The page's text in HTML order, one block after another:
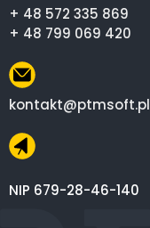
+ 48 572 335 869
+ 48 799 069 420
kontakt@ptmsoft.pl
NIP 679-28-46-140